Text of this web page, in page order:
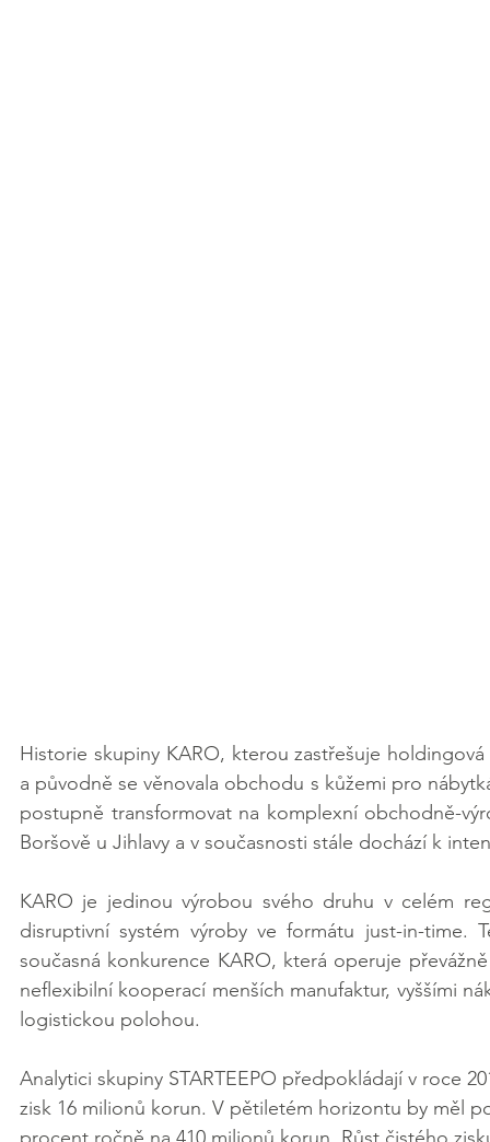
Historie skupiny KARO, kterou zastřešuje
a původně se věnovala obchodu s kůžemi pro
postupně transformovat na komplexní obchodně-
Boršově u Jihlavy a v současnosti stále dochází k
KARO je jedinou výrobou svého druhu v celém
disruptivní systém výroby ve formátu just-in-time.
současná konkurence KARO, která operuje
neflexibilní kooperací menších manufaktur, vyššími
logistickou polohou.
Analytici skupiny STARTEEPO předpokládají v roce
zisk 16 milionů korun. V pětiletém horizontu by měl